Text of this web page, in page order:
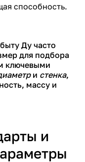
способность.
Ду часто
для подбора
ключевыми
и стенка,
массу и
и